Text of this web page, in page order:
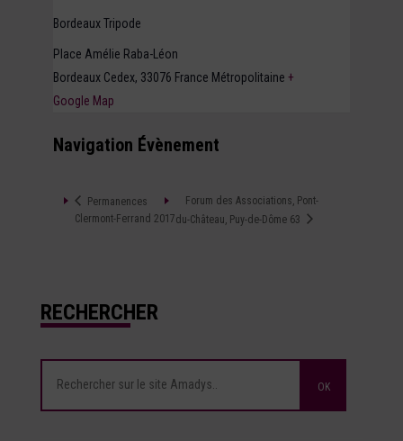
Bordeaux Tripode
Place Amélie Raba-Léon
Bordeaux Cedex, 33076 France Métropolitaine +
Google Map
Navigation Évènement
Permanences
Clermont-Ferrand 2017
Forum des Associations, Pont-
du-Château, Puy-de-Dôme 63
RECHERCHER